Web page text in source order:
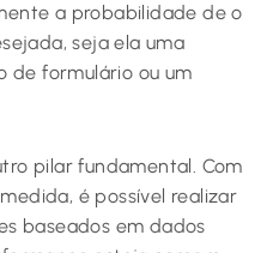
a probabilidade de o
seja ela uma
de formulário ou um
pilar fundamental. Com
é possível realizar
baseados em dados